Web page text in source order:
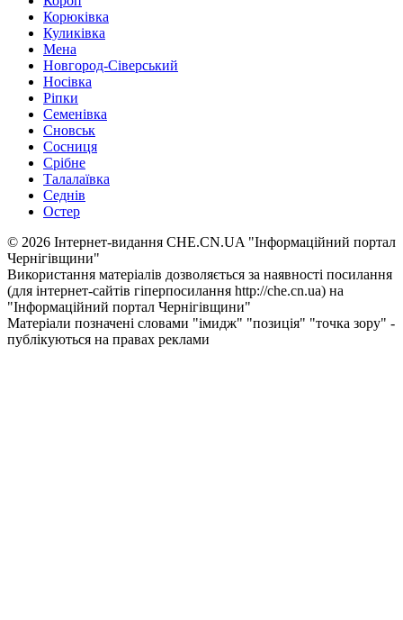
Корюківка
Куликівка
Мена
Новгород-Сіверський
Носівка
Ріпки
Семенівка
Сновськ
Сосниця
Срібне
Талалаївка
Седнів
Остер
© 2026 Інтернет-видання CHE.CN.UA "Інформаційний портал
Чернiгiвщини"
Використання матеріалів дозволяється за наявності посилання
(для інтернет-сайтів гіперпосилання http://che.cn.ua) на
"Інформаційний портал Чернiгiвщини"
Матеріали позначені словами "імидж" "позиція" "точка зору" -
публікуються на правах реклами